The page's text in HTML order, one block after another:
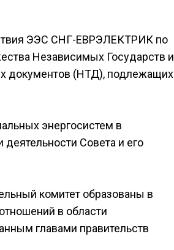
ЭЭС СНГ-ЕВРЭЛЕКТРИК по
Независимых Государств и
документов (НТД), подлежащих
энергосистем в
Совета и его
комитет образованы в
в области
главами правительств